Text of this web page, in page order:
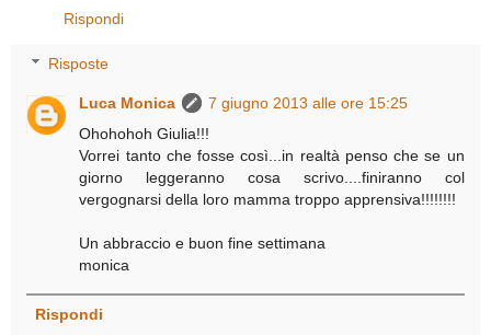
Rispondi
Risposte
Luca Monica
7 giugno 2013 alle ore 15:25
Ohohohoh Giulia!!!
Vorrei tanto che fosse così...in realtà penso che se un
giorno leggeranno cosa scrivo....finiranno col
vergognarsi della loro mamma troppo apprensiva!!!!!!!!
Un abbraccio e buon fine settimana
monica
Rispondi